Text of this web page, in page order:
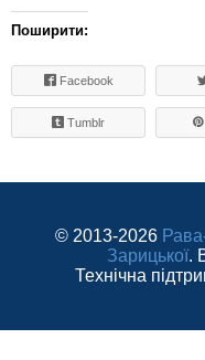
Поширити:
Facebook
Tumblr
© 2013-2026
Зарицької.
Технічна